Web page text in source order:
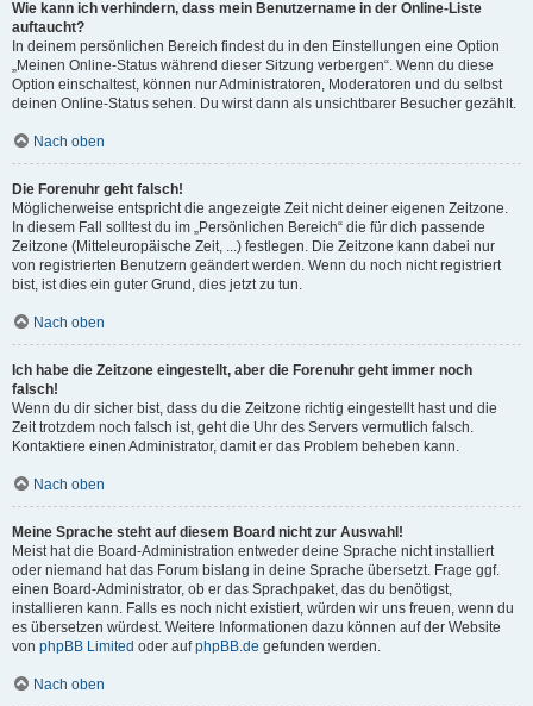
Wie kann ich verhindern, dass mein Benutzername in der Online-Liste
auftaucht?
In deinem persönlichen Bereich findest du in den Einstellungen eine Option
„Meinen Online-Status während dieser Sitzung verbergen“. Wenn du diese
Option einschaltest, können nur Administratoren, Moderatoren und du selbst
deinen Online-Status sehen. Du wirst dann als unsichtbarer Besucher gezählt.
Nach oben
Die Forenuhr geht falsch!
Möglicherweise entspricht die angezeigte Zeit nicht deiner eigenen Zeitzone.
In diesem Fall solltest du im „Persönlichen Bereich“ die für dich passende
Zeitzone (Mitteleuropäische Zeit, ...) festlegen. Die Zeitzone kann dabei nur
von registrierten Benutzern geändert werden. Wenn du noch nicht registriert
bist, ist dies ein guter Grund, dies jetzt zu tun.
Nach oben
Ich habe die Zeitzone eingestellt, aber die Forenuhr geht immer noch
falsch!
Wenn du dir sicher bist, dass du die Zeitzone richtig eingestellt hast und die
Zeit trotzdem noch falsch ist, geht die Uhr des Servers vermutlich falsch.
Kontaktiere einen Administrator, damit er das Problem beheben kann.
Nach oben
Meine Sprache steht auf diesem Board nicht zur Auswahl!
Meist hat die Board-Administration entweder deine Sprache nicht installiert
oder niemand hat das Forum bislang in deine Sprache übersetzt. Frage ggf.
einen Board-Administrator, ob er das Sprachpaket, das du benötigst,
installieren kann. Falls es noch nicht existiert, würden wir uns freuen, wenn du
es übersetzen würdest. Weitere Informationen dazu können auf der Website
von phpBB Limited oder aufphpBB.de gefunden werden.
Nach oben